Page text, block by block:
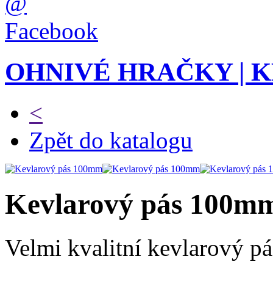
OHNIVÉ HRAČKY |
<
Zpět do katalogu
Kevlarový pás
Velmi kvalitní kevlarový